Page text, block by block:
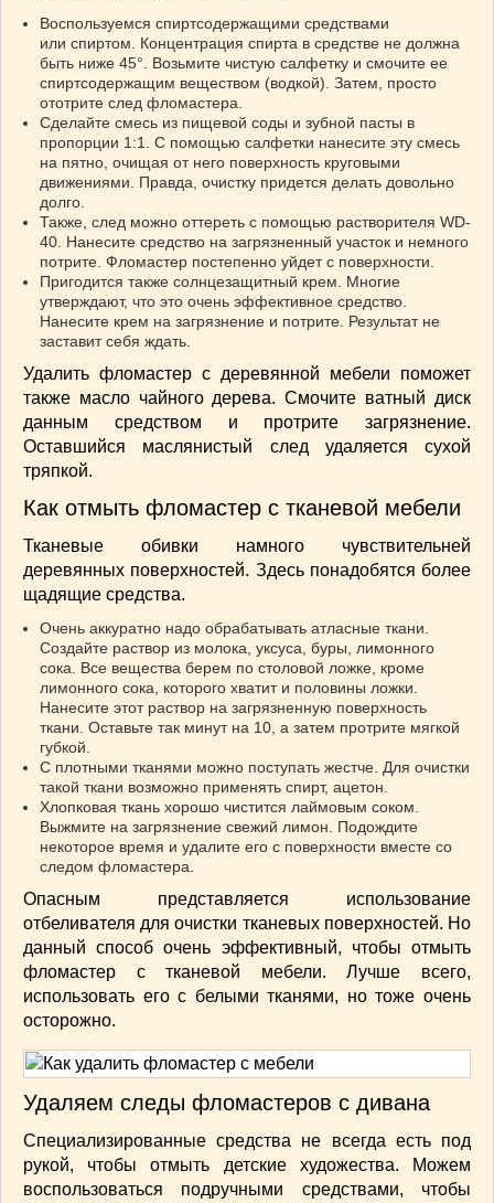
отдых(25)
ЛЕЧЕБНЫЕ СВОЙСТВА ПИЩЕВЫХ РАСТЕНИЙ
(56)
СЕМЬЯ(107)
ДОМ и ДАЧА(140)
ВАШИ РЕЦЕПТЫ
ДЕТСКОЕ МЕНЮ
ЛАЙФХАК(23)
МОДА(102)
РЕМОНТ(28)
японская кухня(1)
Воспользуемся спиртсодержащими средствами
или спиртом. Концентрация спирта в средстве не должна
быть ниже 45°. Возьмите чистую салфетку и смочите ее
спиртсодержащим веществом (водкой). Затем, просто
ототрите след фломастера.
Сделайте смесь из пищевой соды и зубной пасты в
пропорции 1:1. С помощью салфетки нанесите эту смесь
на пятно, очищая от него поверхность круговыми
движениями. Правда, очистку придется делать довольно
долго.
Также, след можно оттереть с помощью растворителя WD-
40. Нанесите средство на загрязненный участок и немного
потрите. Фломастер постепенно уйдет с поверхности.
Пригодится также солнцезащитный крем. Многие
утверждают, что это очень эффективное средство.
Нанесите крем на загрязнение и потрите. Результат не
заставит себя ждать.
Удалить фломастер с деревянной мебели поможет
также масло чайного дерева. Смочите ватный диск
данным средством и протрите загрязнение.
Оставшийся маслянистый след удаляется сухой
тряпкой.
Как отмыть фломастер с тканевой мебели
Тканевые обивки намного чувствительней
деревянных поверхностей. Здесь понадобятся более
щадящие средства.
Очень аккуратно надо обрабатывать атласные ткани.
Создайте раствор из молока, уксуса, буры, лимонного
сока. Все вещества берем по столовой ложке, кроме
лимонного сока, которого хватит и половины ложки.
Нанесите этот раствор на загрязненную поверхность
ткани. Оставьте так минут на 10, а затем протрите мягкой
губкой.
С плотными тканями можно поступать жестче. Для очистки
такой ткани возможно применять спирт, ацетон.
Хлопковая ткань хорошо чистится лаймовым соком.
Выжмите на загрязнение свежий лимон. Подождите
некоторое время и удалите его с поверхности вместе со
следом фломастера.
Опасным представляется использование
отбеливателя для очистки тканевых поверхностей. Но
данный способ очень эффективный, чтобы отмыть
фломастер с тканевой мебели. Лучше всего,
использовать его с белыми тканями, но тоже очень
осторожно.
Удаляем следы фломастеров с дивана
Специализированные средства не всегда есть под
рукой, чтобы отмыть детские художества. Можем
воспользоваться подручными средствами, чтобы